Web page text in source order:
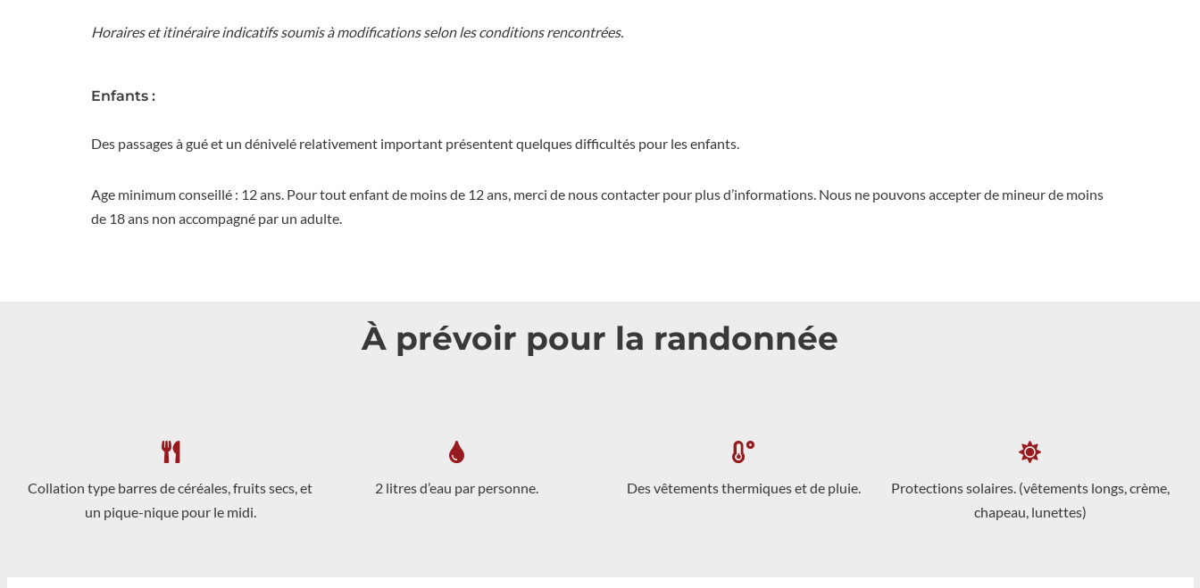
Horaires et itinéraire indicatifs soumis à modifications selon les conditions rencontrées.
Enfants :
Des passages à gué et un dénivelé relativement important présentent quelques difficultés pour les enfants.
Age minimum conseillé : 12 ans. Pour tout enfant de moins de 12 ans, merci de nous contacter pour plus d’informations. Nous ne pouvons accepter de mineur de moins
de 18 ans non accompagné par un adulte.
À prévoir pour la randonnée
Collation type barres de céréales, fruits secs, et
un pique-nique pour le midi.
2 litres d’eau par personne. Des vêtements thermiques et de pluie.
Protections solaires. (vêtements longs, crème,
chapeau, lunettes)